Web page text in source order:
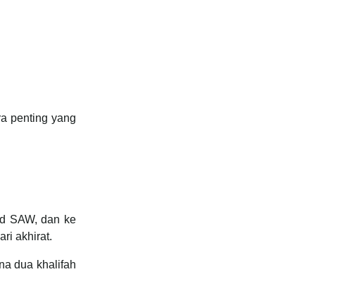
penting yang
SAW, dan ke
akhirat.
dua khalifah